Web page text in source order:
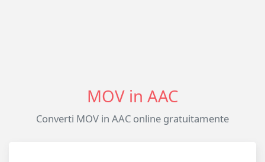
MOV in AAC
Converti MOV in AAC online gratuitamente